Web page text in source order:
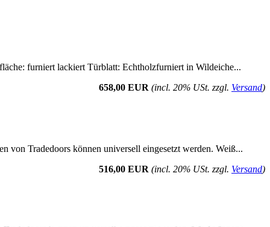
furniert lackiert Türblatt: Echtholzfurniert in Wildeiche...
658,00 EUR (incl. 20% USt. zzgl. Versand)
von Tradedoors können universell eingesetzt werden. Weiß...
516,00 EUR (incl. 20% USt. zzgl. Versand)